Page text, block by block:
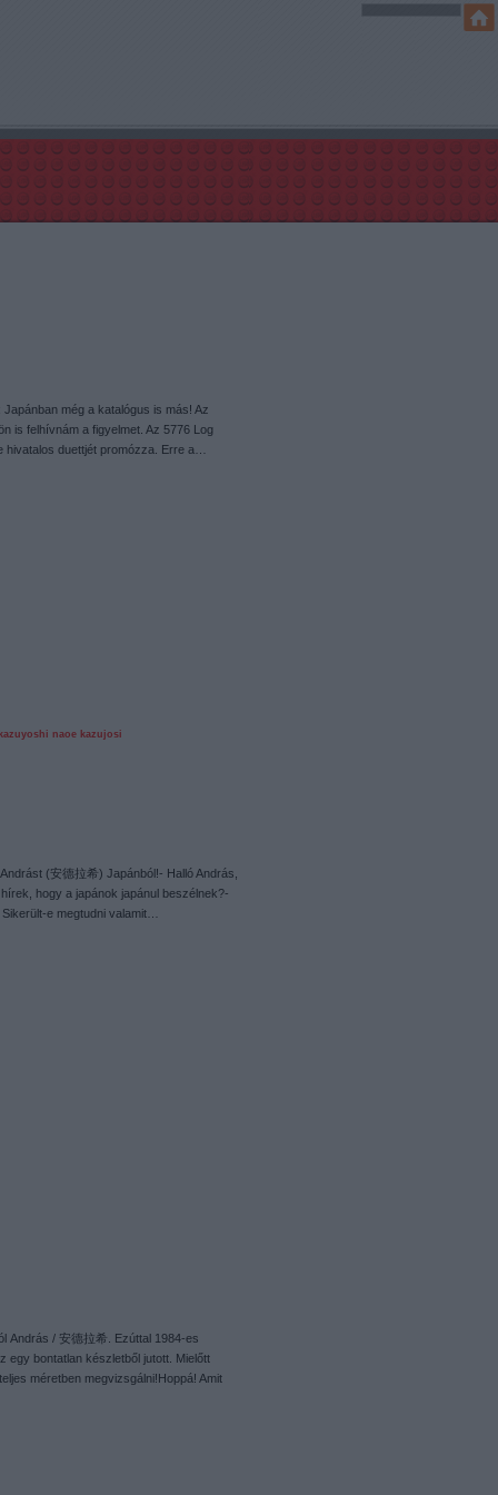
még a katalógus is más! Az
is felhívnám a figyelmet. Az 5776 Log
duettjét promózza. Erre a…
naoe kazujosi
(安德拉希) Japánból!- Halló András,
hogy a japánok japánul beszélnek?-
e megtudni valamit…
András / 安德拉希. Ezúttal 1984-es
egy bontatlan készletből jutott. Mielőtt
méretben megvizsgálni!Hoppá! Amit